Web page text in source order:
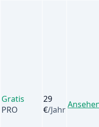
Gratis
PRO
29
€/Jahr